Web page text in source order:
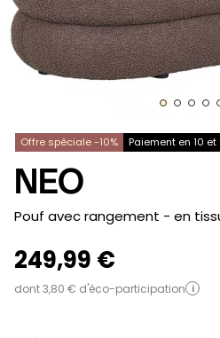
Offre spéciale -10% Paiement en 10
NEO
-
Pouf avec rangement - en
249,99 €
dont 3,80 € d'éco-participation i